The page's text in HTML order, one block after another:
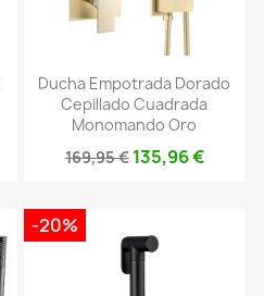
Ducha Empotrada Dorado
Cepillado Cuadrada
Monomando Oro
169,95 € 135,96 €
-20%